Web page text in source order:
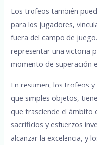
Los trofeos también
para los jugadores,
fuera del campo de
representar una victoria
momento de superación
En resumen, los trofeos
que simples objetos,
que trasciende el ámbito
sacrificios y esfuerzos
alcanzar la excelencia, y